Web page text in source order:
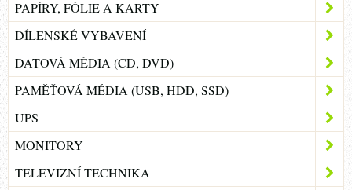
PAPÍRY, FÓLIE A KARTY
DÍLENSKÉ VYBAVENÍ
DATOVÁ MÉDIA (CD, DVD)
PAMĚŤOVÁ MÉDIA (USB, HDD, SSD)
UPS
MONITORY
TELEVIZNÍ TECHNIKA